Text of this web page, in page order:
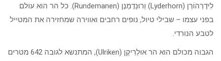
לִידֶרְהוֹרְן (Lyderhorn) וְרוּנְדֶמַנֶן (Rundemanen). כל הר הוא עולם
בפני עצמו – שבילי טיול, נופים רחבים ואווירה שמחזירה את המטייל
לטבע הנורדי.
הגבוה מכולם הוא הר אוּלְרִיקֶן (Ulriken), המתנשא לגובה 642 מטרים